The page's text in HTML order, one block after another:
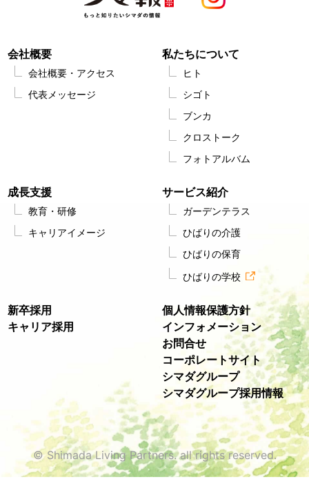
会社概要
会社概要・アクセス
代表メッセージ
私たちについて
ヒト
シゴト
ブンカ
クロストーク
フォトアルバム
成長支援
教育・研修
キャリアイメージ
サービス紹介
ガーデンテラス
ひばりの介護
ひばりの保育
ひばりの学校
新卒採用
キャリア採用
個人情報保護方針
インフォメーション
お問合せ
コーポレートサイト
シマダグループ
シマダグループ採用情報
© Shimada Living Partners. all rights reserved.